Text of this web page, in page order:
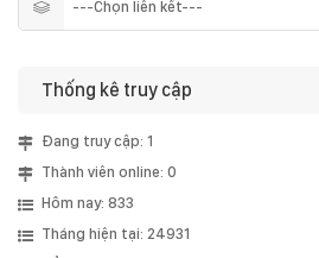
Thống kê truy cập
Đang truy cập: 1
Thành viên online: 0
Hôm nay: 833
Tháng hiện tại: 24931